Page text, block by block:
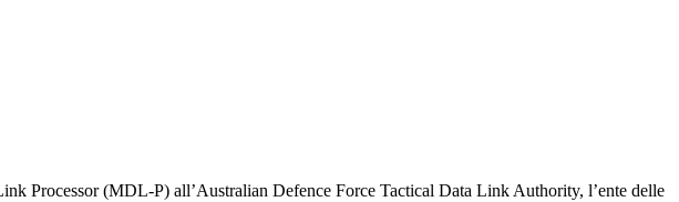
Processor (MDL-P) all’Australian Defence Force Tactical Data Link Authority, l’ente delle